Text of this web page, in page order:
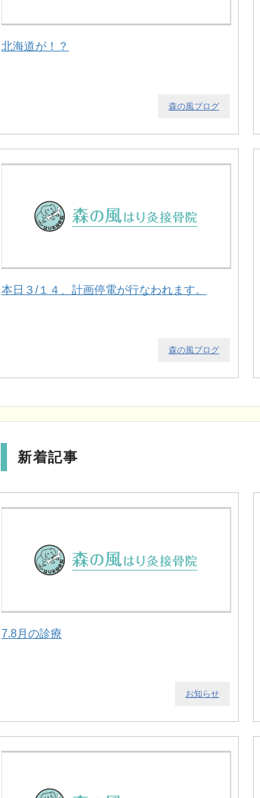
北海道が！？
森の風ブログ
本日３/１４、計画停電が行なわれます。
森の風ブログ
新着記事
7.8月の診療
お知らせ